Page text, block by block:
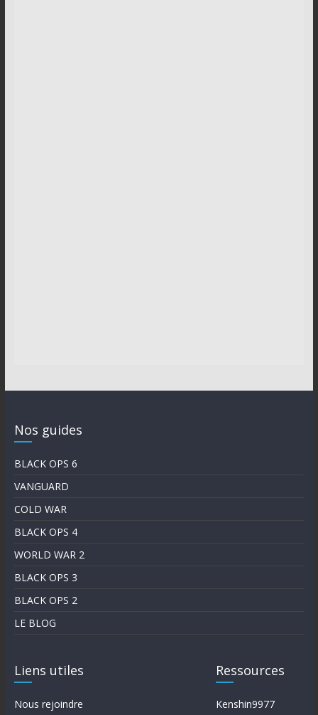
Nos guides
BLACK OPS 6
VANGUARD
COLD WAR
BLACK OPS 4
WORLD WAR 2
BLACK OPS 3
BLACK OPS 2
LE BLOG
Liens utiles
Nous rejoindre
Ressources
Kenshin9977